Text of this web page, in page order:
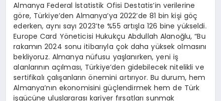
Almanya Federal İstatistik Ofisi Destatis’in verilerine
göre, Türkiye’den Almanya’ya 2022’de 81 bin kişi göç
ederken, aynı sayı 2023’te %55 artışla 126 bine yükseldi.
Europe Card Yöneticisi Hukukçu Abdullah Alanoğlu, “Bu
rakamın 2024 sonu itibarıyla çok daha yüksek olmasını
bekliyoruz. Almanya nüfusu yaşlanırken, yeni iş
alanlarının açılması, Türkiye’den gidebilecek nitelikli ve
sertifikalı çalışanların önemini artırıyor. Bu durum, hem
Almanya’nın ekonomisini güçlendirmek hem de Türk
işgücüne uluslararası kariyer fırsatları sunmak